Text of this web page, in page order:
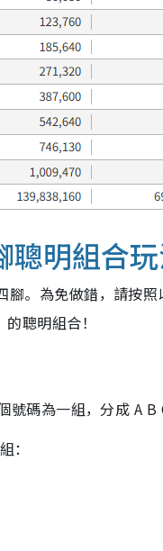
聰明組合
。為免做錯，請按
聰明組合！
碼為一組，分成 A B
：